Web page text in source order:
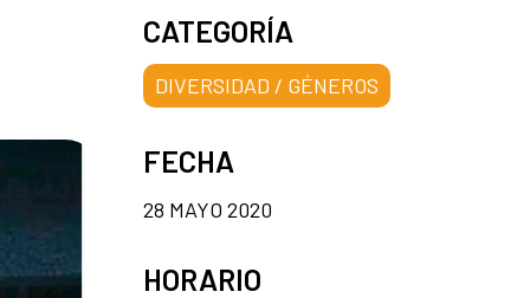
CATEGORÍA
DIVERSIDAD / GÉNEROS
FECHA
28 MAYO 2020
HORARIO